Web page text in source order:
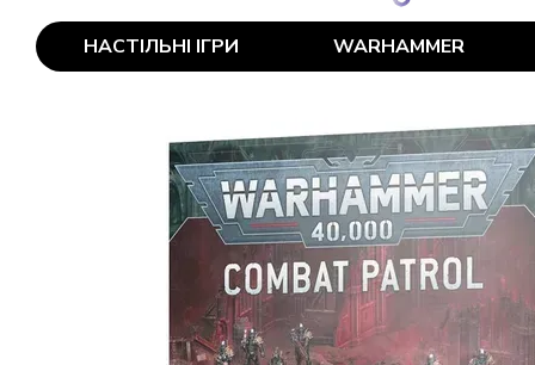
НАСТІЛЬНІ ІГРИ WARHAMMER